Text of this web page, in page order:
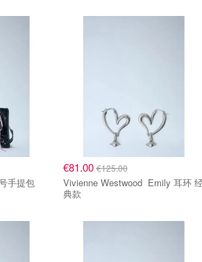
小号手提包
€81.00€125.00
Vivienne Westwood Emily 耳环 经
典款